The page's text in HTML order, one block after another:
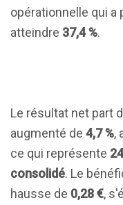
opérationnelle qui a
atteindre 37,4 %.
Le résultat net part
augmenté de 4,7 %,
ce qui représente
consolidé. Le
hausse de 0,28 €,